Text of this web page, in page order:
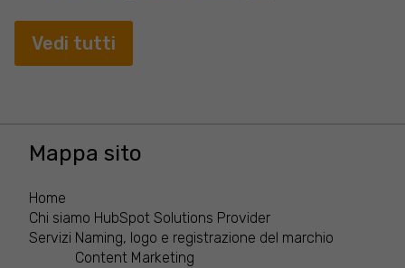
Vedi tutti
Mappa sito
Home
Chi siamo HubSpot Solutions Provider
Servizi Naming, logo e registrazione del marchio
Content Marketing